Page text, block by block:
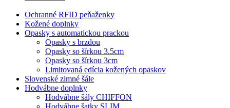
Ochranné RFID peňaženky
Kožené doplnky
Opasky s automatickou prackou
Opasky s brzdou
Opasky so šírkou 3.5cm
Opasky so šírkou 3cm
Limitovaná edícia kožených opaskov
Slovenské zimné šále
Hodvábne doplnky
Hodvábne šály CHIFFON